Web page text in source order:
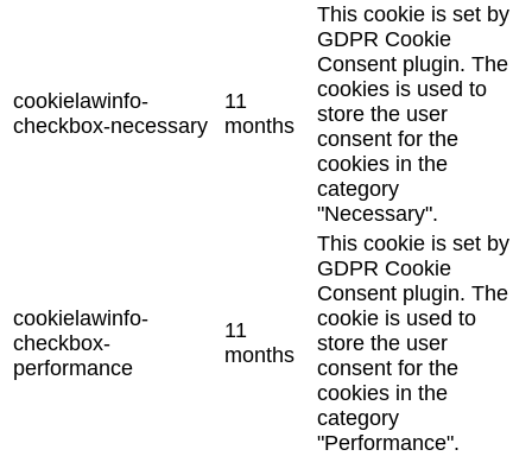
cookielawinfo-
checkbox-necessary
11
months
This cookie is set by
GDPR Cookie
Consent plugin. The
cookies is used to
store the user
consent for the
cookies in the
category
"Necessary".
cookielawinfo-
checkbox-
performance
11
months
This cookie is set by
GDPR Cookie
Consent plugin. The
cookie is used to
store the user
consent for the
cookies in the
category
"Performance".